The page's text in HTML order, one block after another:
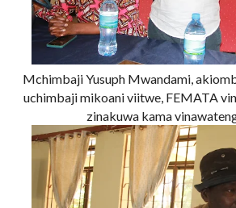
Mchimbaji Yusuph Mwandami,
uchimbaji mikoani viitwe, FEMATA
zinakuwa kama